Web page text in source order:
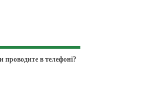
проводите в телефоні?